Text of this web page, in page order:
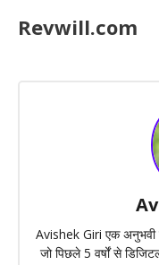
Revwill.com
Avishek Giri एक अनुभवी
जो पिछले 5 वर्षों से